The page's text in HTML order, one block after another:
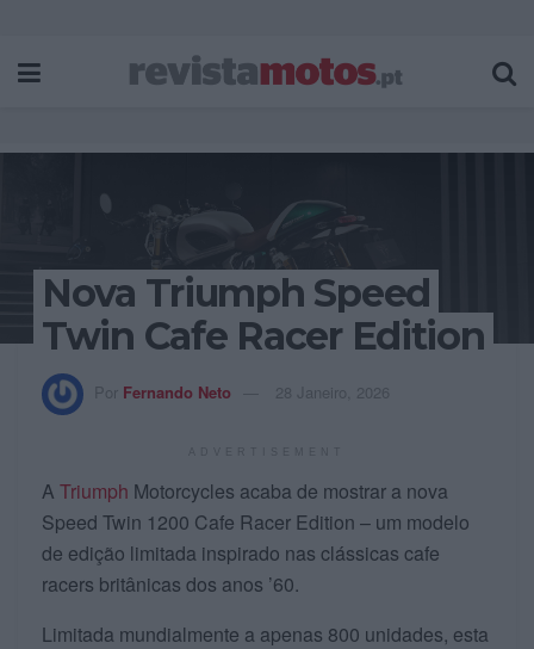
Nova Triumph Speed
Twin Cafe Racer Edition
Por Fernando Neto 28 Janeiro, 2026
A Triumph Motorcycles acaba de mostrar a nova
Speed Twin 1200 Cafe Racer Edition – um modelo
de edição limitada inspirado nas clássicas cafe
racers britânicas dos anos ’60.
Limitada mundialmente a apenas 800 unidades, esta